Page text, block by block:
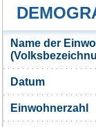
Name der
Datum
Einwohnerzahl